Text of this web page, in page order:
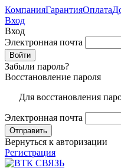
КомпанияГарантияОплата
Вход
Вход
Электронная почта
Забыли пароль?
Восстановление пароля
Для восстановления
Электронная почта
Вернуться к авторизации
Регистрация